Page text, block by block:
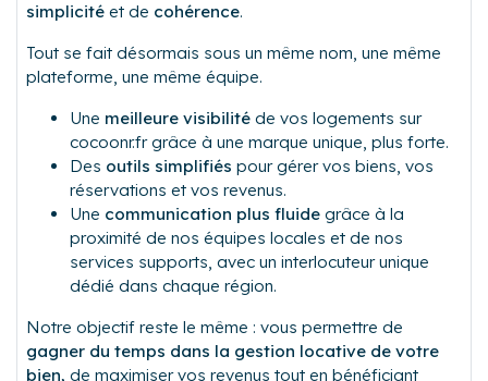
simplicité et de cohérence.
Tout se fait désormais sous un même nom, une même
plateforme, une même équipe.
Une meilleure visibilité de vos logements sur
cocoonr.fr grâce à une marque unique, plus forte.
Des outils simplifiés pour gérer vos biens, vos
réservations et vos revenus.
Une communication plus fluide grâce à la
proximité de nos équipes locales et de nos
services supports, avec un interlocuteur unique
dédié dans chaque région.
Notre objectif reste le même : vous permettre de
gagner du temps dans la gestion locative de votre
bien, de maximiser vos revenus tout en bénéficiant